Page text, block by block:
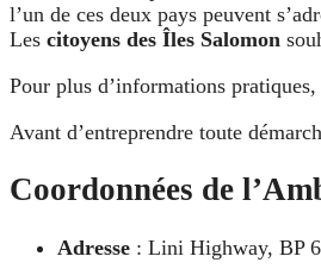
l’un de ces deux pays peuvent
Les citoyens des Îles Salomon
Pour plus d’informations
Avant d’entreprendre toute
Coordonnées de
Adresse : Lini Highway, BP